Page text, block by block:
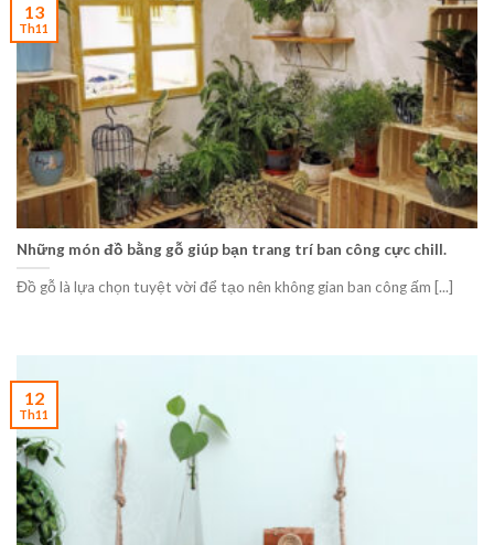
Những món đồ bằng gỗ giúp bạn trang trí ban công cực chill.
Đồ gỗ là lựa chọn tuyệt vời để tạo nên không gian ban công ấm [...]
13
Th11
12
Th11